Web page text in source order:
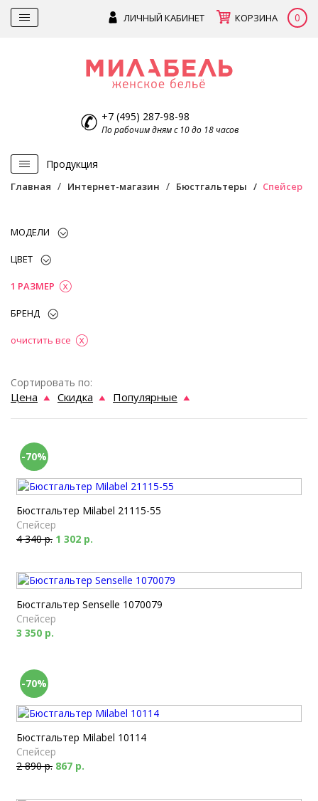
ЛИЧНЫЙ КАБИНЕТ КОРЗИНА 0
+7 (495) 287-98-98
По рабочим дням с 10 до 18 часов
Продукция
Главная Интернет-магазин Бюстгальтеры Спейсер
МОДЕЛИ
ЦВЕТ
1 РАЗМЕР
БРЕНД
очистить все
Сортировать по:
Цена Скидка Популярные
-70%
Бюстгальтер Milabel 21115-55
Спейсер
4 340 р. 1 302 р.
Бюстгальтер Senselle 1070079
Спейсер
3 350 р.
-70%
Бюстгальтер Milabel 10114
Спейсер
2 890 р. 867 р.